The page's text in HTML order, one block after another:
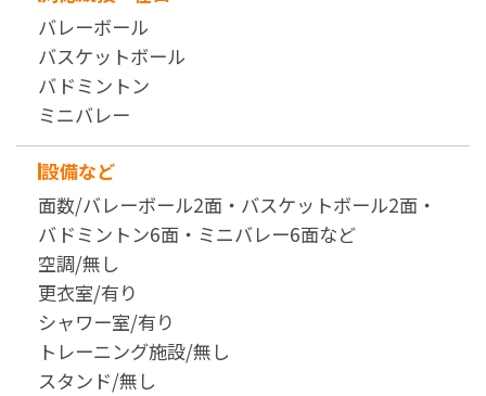
バレーボール
バスケットボール
バドミントン
ミニバレー
設備など
面数/バレーボール2面・バスケットボール2面・
バドミントン6面・ミニバレー6面など
空調/無し
更衣室/有り
シャワー室/有り
トレーニング施設/無し
スタンド/無し